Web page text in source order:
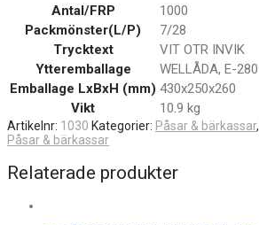
Antal/FRP
1000
Packmönster(L/P)
7/28
Trycktext
VIT OTR INVIK
Ytteremballage
WELLÅDA, E-280
Emballage LxBxH (mm) 430x250x260
Vikt
10.9 kg
Artikelnr: 1030 Kategorier: Påsar & bärkassar,
Påsar & bärkassar
Relaterade produkter